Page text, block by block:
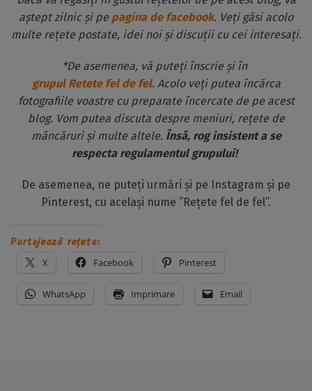
aștept zilnic și pe pagina de facebook. Veți găsi acolo
multe rețete postate, idei noi și discuții cu cei interesați.
*De asemenea, vă puteți înscrie și în
grupul Retete fel de fel.Acolo veți putea încărca
fotografiile voastre cu preparate încercate de pe acest
blog. Vom putea discuta despre meniuri, rețete de
mâncăruri și multe altele. Însă, rog insistent a se
respecta regulamentul grupului!
De asemenea, ne puteți urmări și pe Instagram și pe
Pinterest, cu același nume ”Rețete fel de fel”.
Partajează rețeta:
X Facebook Pinterest
WhatsApp Imprimare Email